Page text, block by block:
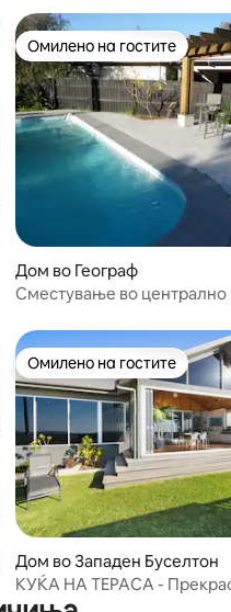
4,86 од 5, 14 рецензии
Омилено на гостите
Омилено на гостите
Дом во Географ
Сместување во
4,86 од 5, 231 рецензии
Омилено на гостите
Омилено на гостите
Дом во Западен Буселтон
КУЌА НА ТЕРАСА -
Баселтон